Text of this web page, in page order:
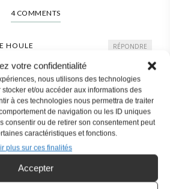
votre confidentialité
nous utilisons des technologies
et/ou accéder aux informations des
à ces technologies nous permettra de traiter
de navigation ou les ID uniques
consentir ou de retirer son consentement peut
caractéristiques et fonctions.
plus sur ces finalités
Accepter
4 COMMENTS
HOULE
!!!
que tu vas bien !!!
peut-être un peu « niaiseuse »
,
pas de poêle de fonte. Est-ce qu’un
en métal ferait l’affaire (tu sais
qui ne colle pas ?) ? Beaucoup
que la fonte, alors je me demande ?
RÉPONDRE